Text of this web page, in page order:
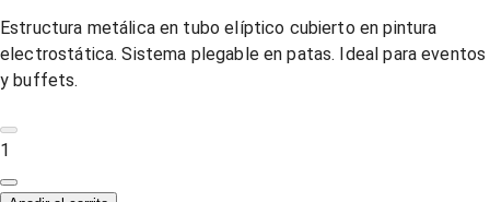
1 Star,
2 Stars,
3 Stars,
4 Stars,
5 Stars,
Estructura metálica en tubo elíptico cubierto en pintura
electrostática. Sistema plegable en patas. Ideal para eventos
y buffets.
1